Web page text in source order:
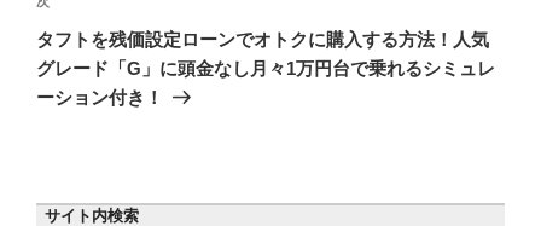
ー
シ
ョ
ン
の
投
タフトを残価設定ローンでオトクに購入する方法！人気
グレード「G」に頭金なし月々1万円台で乗れるシミュレ
ーション付き！
サイト内検索